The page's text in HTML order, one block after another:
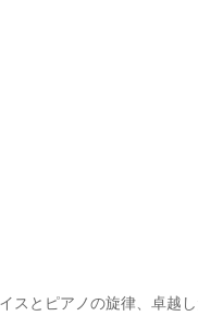
スとピアノの旋律、卓越